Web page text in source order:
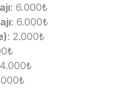
: 6.000₺
: 6.000₺
: 2.000₺